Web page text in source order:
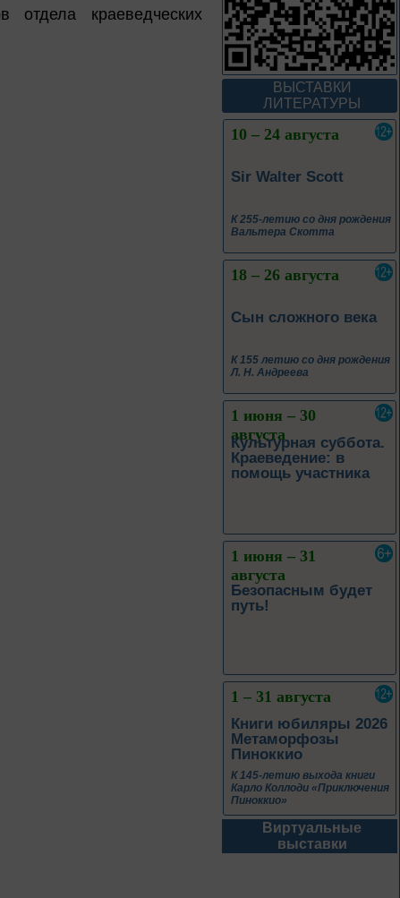
отдела краеведческих
ВЫСТАВКИ
ЛИТЕРАТУРЫ
Мгновения
95 лет со дня рождения
композитора Микаэла
Леоновича Таривердиева
10 – 24 августа
Sir Walter Scott
К 255-летию со дня рождения
Вальтера Скотта
18 – 26 августа
Сын сложного века
К 155 летию со дня рождения
Л. Н. Андреева
1 июня – 30
августа
Культурная суббота.
Краеведение: в
помощь участника
1 июня – 31
августа
Безопасным будет
путь!
1 – 31 августа
Книги юбиляры 2026
Метаморфозы
Пиноккио
К 145-летию выхода книги
Карло Коллоди «Приключения
Пиноккио»
1 – 31 августа
Виртуальные
выставки